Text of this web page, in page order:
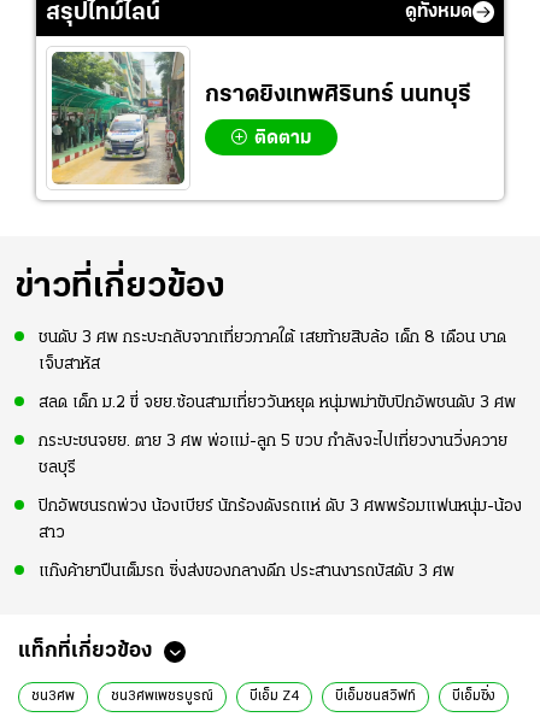
สรุปไทม์ไลน์ ดูทั้งหมด
กราดยิงเทพศิรินทร์ นนทบุรี
ติดตาม
ข่าวที่เกี่ยวข้อง
ชนดับ 3 ศพ กระบะกลับจากเที่ยวภาคใต้ เสยท้ายสิบล้อ เด็ก 8 เดือน บาด
เจ็บสาหัส
สลด เด็ก ม.2 ขี่ จยย.ซ้อนสามเที่ยววันหยุด หนุ่มพม่าขับปิกอัพชนดับ 3 ศพ
กระบะชนจยย. ตาย 3 ศพ พ่อแม่-ลูก 5 ขวบ กำลังจะไปเที่ยวงานวิ่งควาย
ชลบุรี
ปิกอัพชนรถพ่วง น้องเบียร์ นักร้องดังรถแห่ ดับ 3 ศพพร้อมแฟนหนุ่ม-น้อง
สาว
แก๊งค้ายาปืนเต็มรถ ซิ่งส่งของกลางดึก ประสานงารถบัสดับ 3 ศพ
แท็กที่เกี่ยวข้อง
ชน3ศพ ชน3ศพเพชรบูรณ์ บีเอ็ม Z4 บีเอ็มชนสวิฟท์ บีเอ็มซิ่ง